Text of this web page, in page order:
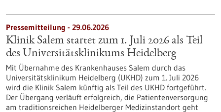
Pressemitteilung - 29.06.2026
Klinik Salem startet zum 1. Juli 2026 als Teil
des Universitätsklinikums Heidelberg
Mit Übernahme des Krankenhauses Salem durch das
Universitätsklinikum Heidelberg (UKHD) zum 1. Juli 2026
wird die Klinik Salem künftig als Teil des UKHD fortgeführt.
Der Übergang verläuft erfolgreich, die Patientenversorgung
am traditionsreichen Heidelberger Medizinstandort geht